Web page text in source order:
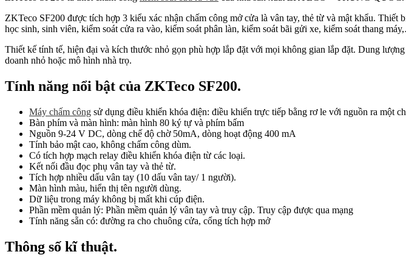
ZKTeco SF200 được tích hợp 3 kiểu xác nhận chấm công mở cửa là vân tay, thẻ từ và mật khẩu. Thiết
học sinh, sinh viên, kiểm soát cửa ra vào, kiểm soát phân làn, kiểm soát bãi gửi xe, kiểm soát thang
Thiết kế tính tế, hiện đại và kích thước nhỏ gọn phù hợp lắp đặt với mọi không gian lắp đặt. Dung
doanh nhỏ hoặc mô hình nhà trọ.
Tính năng nổi bật của ZKTeco SF200.
Máy chấm công sử dụng điều khiển khóa điện: điều khiển trực tiếp bằng rơ le với nguồn ra một
Bàn phím và màn hình: màn hình 80 ký tự và phím bấm
Nguồn 9-24 V DC, dòng chế độ chờ 50mA, dòng hoạt động 400 mA
Tính bảo mật cao, không chấm công dùm.
Có tích hợp mạch relay điều khiển khóa điện từ các loại.
Kết nối đầu đọc phụ vân tay và thẻ từ.
Tích hợp nhiều dấu vân tay (10 dấu vân tay/ 1 người).
Màn hình màu, hiển thị tên người dùng.
Dữ liệu trong máy không bị mất khi cúp điện.
Phần mềm quản lý: Phần mềm quản lý vân tay và truy cập. Truy cập được qua mạng
Tính năng sẵn có: đường ra cho chuông cửa, cổng tích hợp mở
Thông số kĩ thuật.